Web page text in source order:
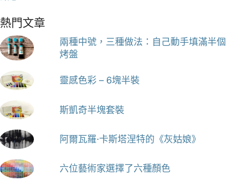
熱門文章
兩種中號，三種做法：自己動手填滿半個
烤盤
靈感色彩 – 6塊半裝
斯凱奇半塊套裝
阿爾瓦羅·卡斯塔涅特的《灰姑娘》
六位藝術家選擇了六種顏色